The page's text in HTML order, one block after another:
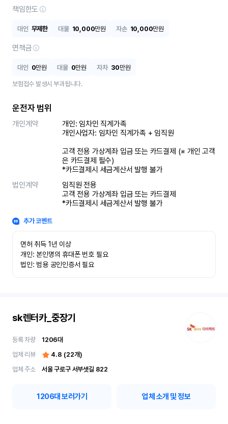
책임한도
대인 무제한 대물 10,000만원 자손 10,000만원
면책금
대인 0만원 대물 0만원 자차 30만원
보험접수 발생시 부과됩니다.
운전자 범위
개인계약
개인: 임차인 직계가족
개인사업자: 임차인 직계가족 + 임직원
고객 전용 가상계좌 입금 또는 카드결제 (※ 개인 고객
은 카드결제 필수)
*카드결제시 세금계산서 발행 불가
법인계약
임직원 전용
고객 전용 가상계좌 입금 또는 카드결제
*카드결제시 세금계산서 발행 불가
추가 코멘트
면허 취득 1년 이상
개인: 본인명의 휴대폰 번호 필요
법인: 범용 공인인증서 필요
sk렌터카_중장기
등록 차량 1206대
업체 리뷰
4.8 (22개)
업체 주소
서울 구로구 서부샛길 822
1206대 보러가기 업체 소개 및 정보